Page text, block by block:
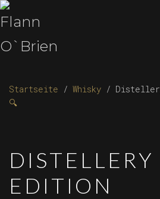
Startseite / Whisky /
🔍
DISTELLERY
EDITION